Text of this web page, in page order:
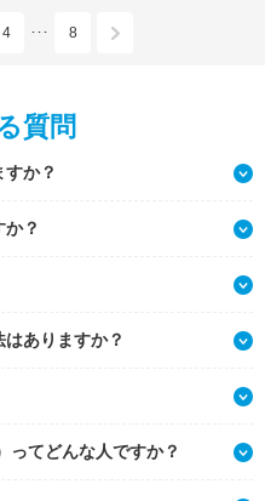
4 ･･･ 8
質問
か？
？
ありますか？
ってどんな人ですか？